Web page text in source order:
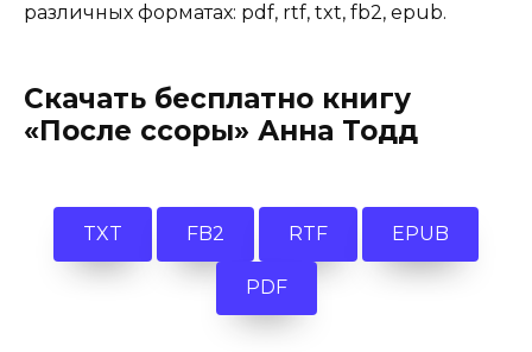
различных форматах: pdf, rtf, txt, fb2, epub.
Скачать бесплатно книгу
«После ссоры» Анна Тодд
TXT FB2 RTF EPUB
PDF